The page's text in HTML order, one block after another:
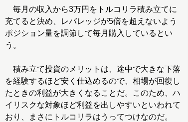
毎月の収入から3万円をトルコリラ積み立てに
充てると決め、レバレッジが5倍を超えないよう
ポジション量を調節して毎月購入しているとい
う。
積み立て投資のメリットは、途中で大きな下落
を経験するほど安く仕込めるので、相場が回復し
たときの利益が大きくなることだ。このため、ハ
イリスクな対象ほど利益を出しやすいといわれて
おり、まさにトルコリラはうってつけなのだ。